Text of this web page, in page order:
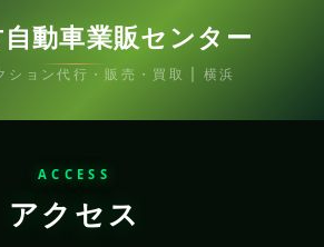
動車業販センター
ション代行・販売・買取 | 横浜
ACCESS
アクセス